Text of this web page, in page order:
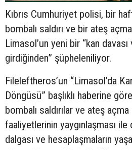
Kıbrıs Cumhuriyet polisi, bir
bombalı saldırı ve bir ateş
Limasol’un yeni bir “kan
girdiğinden” şüpheleniliyor.
Fileleftheros’un “Limasol’da
Döngüsü” başlıklı haberine
bombalı saldırılar ve ateş
faaliyetlerinin yaygınlaşması
dalgası ve hesaplaşmaların